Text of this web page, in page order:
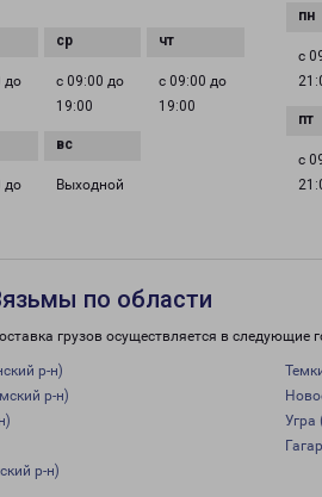
до
с 09:00 до
19:00
с 09:00 до
19:00
до
Выходной
с
с
по области
грузов осуществляется в следующие
р-н)
р-н)
Угра
р-н)